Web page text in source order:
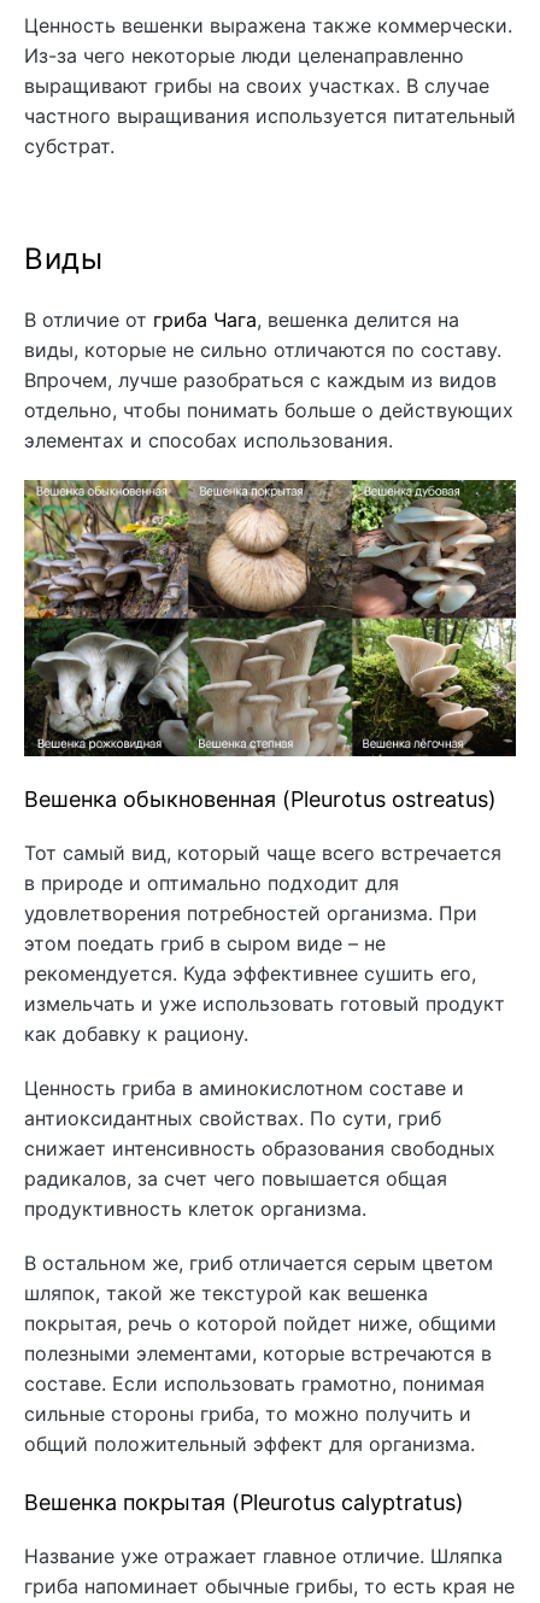
Ценность вешенки выражена также коммерчески.
Из-за чего некоторые люди целенаправленно
выращивают грибы на своих участках. В случае
частного выращивания используется питательный
субстрат.
Виды
В отличие от гриба Чага, вешенка делится на
виды, которые не сильно отличаются по составу.
Впрочем, лучше разобраться с каждым из видов
отдельно, чтобы понимать больше о действующих
элементах и способах использования.
Вешенка обыкновенная (Pleurotus ostreatus)
Тот самый вид, который чаще всего встречается
в природе и оптимально подходит для
удовлетворения потребностей организма. При
этом поедать гриб в сыром виде – не
рекомендуется. Куда эффективнее сушить его,
измельчать и уже использовать готовый продукт
как добавку к рациону.
Ценность гриба в аминокислотном составе и
антиоксидантных свойствах. По сути, гриб
снижает интенсивность образования свободных
радикалов, за счет чего повышается общая
продуктивность клеток организма.
В остальном же, гриб отличается серым цветом
шляпок, такой же текстурой как вешенка
покрытая, речь о которой пойдет ниже, общими
полезными элементами, которые встречаются в
составе. Если использовать грамотно, понимая
сильные стороны гриба, то можно получить и
общий положительный эффект для организма.
Вешенка покрытая (Pleurotus calyptratus)
Название уже отражает главное отличие. Шляпка
гриба напоминает обычные грибы, то есть края не